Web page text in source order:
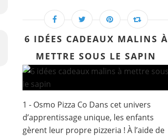
6 IDÉES CADEAUX MALINS À
METTRE SOUS LE SAPIN
1 - Osmo Pizza Co Dans cet univers
d’apprentissage unique, les enfants
gèrent leur propre pizzeria ! À l’aide de